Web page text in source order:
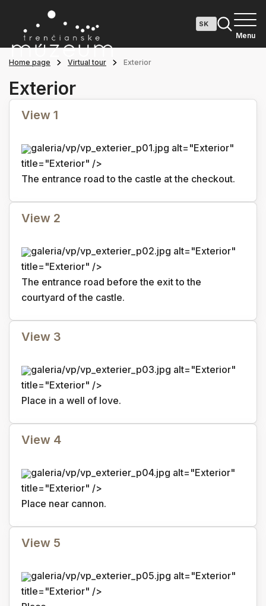
Menu
Home page Virtual tour Exterior
Exterior
View 1
galeria/vp/vp_exterier_p01.jpg alt="Exterior"
title="Exterior" />
The entrance road to the castle at the checkout.
View 2
galeria/vp/vp_exterier_p02.jpg alt="Exterior"
title="Exterior" />
The entrance road before the exit to the
courtyard of the castle.
View 3
galeria/vp/vp_exterier_p03.jpg alt="Exterior"
title="Exterior" />
Place in a well of love.
View 4
galeria/vp/vp_exterier_p04.jpg alt="Exterior"
title="Exterior" />
Place near cannon.
View 5
galeria/vp/vp_exterier_p05.jpg alt="Exterior"
title="Exterior" />